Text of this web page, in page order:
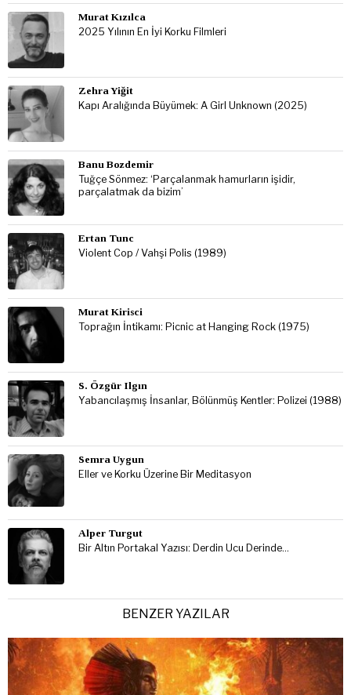
Murat Kızılca
2025 Yılının En İyi Korku Filmleri
Zehra Yiğit
Kapı Aralığında Büyümek: A Girl Unknown (2025)
Banu Bozdemir
Tuğçe Sönmez: ‘Parçalanmak hamurların işidir,
parçalatmak da bizim’
Ertan Tunc
Violent Cop / Vahşi Polis (1989)
Murat Kirisci
Toprağın İntikamı: Picnic at Hanging Rock (1975)
S. Özgür Ilgın
Yabancılaşmış İnsanlar, Bölünmüş Kentler: Polizei (1988)
Semra Uygun
Eller ve Korku Üzerine Bir Meditasyon
Alper Turgut
Bir Altın Portakal Yazısı: Derdin Ucu Derinde…
BENZER YAZILAR